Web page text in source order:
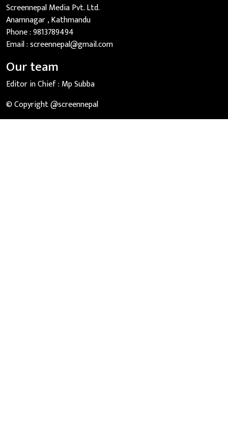
Screennepal Media Pvt. Ltd.
Anamnagar , Kathmandu
Phone :9813789494
Email :screennepal@gmail.com
Our team
Editor in Chief : Mp Subba
© Copyright @screennepal